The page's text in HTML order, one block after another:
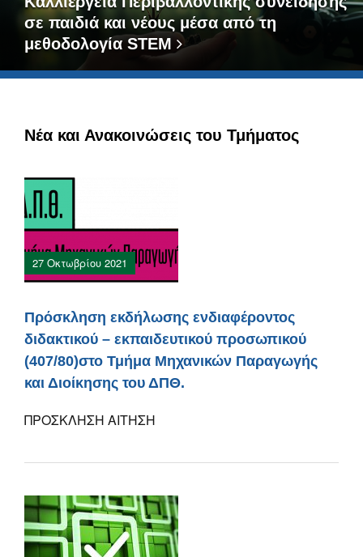
σε παιδιά και νέους μέσα από τη
μεθοδολογία STEM
Νέα και Ανακοινώσεις του Τμήματος
27 Οκτωβρίου 2021
Πρόσκληση εκδήλωσης ενδιαφέροντος
διδακτικού – εκπαιδευτικού προσωπικού
(407/80)στο Τμήμα Μηχανικών Παραγωγής
και Διοίκησης του ΔΠΘ.
ΠΡΟΣΚΛΗΣΗ ΑΙΤΗΣΗ